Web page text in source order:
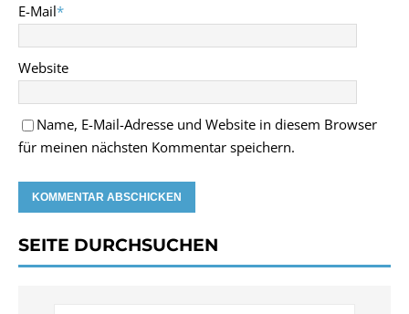
E-Mail*
Website
Name, E-Mail-Adresse und Website in diesem Browser
für meinen nächsten Kommentar speichern.
SEITE DURCHSUCHEN